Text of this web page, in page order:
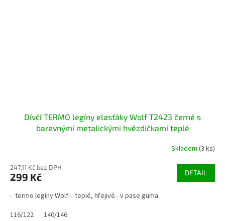
Dívčí TERMO legíny elasťáky Wolf T2423 černé s
barevnými metalickými hvězdičkami teplé
Skladem (3 ks)
247,11 Kč bez DPH
299 Kč DETAIL
- termo legíny Wolf - teplé, hřejivé - v pase guma
116/122
140/146